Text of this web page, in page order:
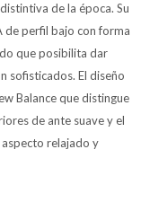
de la época. Su
de perfil bajo con forma
que posibilita dar
sofisticados. El diseño
Balance que distingue
de ante suave y el
relajado y